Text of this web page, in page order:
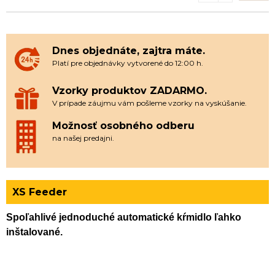
Dnes objednáte, zajtra máte.
Platí pre objednávky vytvorené do 12:00 h.
Vzorky produktov ZADARMO.
V prípade záujmu vám pošleme vzorky na vyskúšanie.
Možnosť osobného odberu
na našej predajni.
XS Feeder
Spoľahlivé jednoduché automatické kŕmidlo ľahko
inštalované.